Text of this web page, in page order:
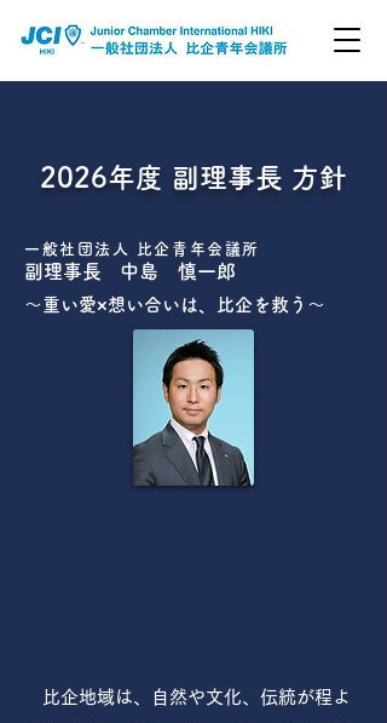
2026年度 副理事長 方針
一般社団法人 比企青年会議所
副理事長 中島 慎一郎
〜重い愛×想い合いは、比企を救う〜
比企地域は、自然や文化、伝統が程よ